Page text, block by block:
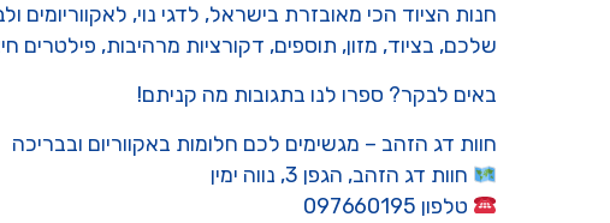
שלכם, בציוד, מזון, תוספים, דקורציות מרהיבות, פילטרים
באים לבקר? ספרו לנו בתגובות מה קניתם!
חוות דג הזהב – מגשימים לכם חלומות באקווריום ובבריכה
חוות דג הזהב, הגפן 3, נווה ימין
טלפון 097660195